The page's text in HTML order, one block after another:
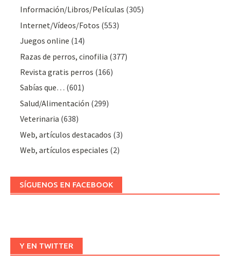
Información/Libros/Películas (305)
Internet/Vídeos/Fotos (553)
Juegos online (14)
Razas de perros, cinofilia (377)
Revista gratis perros (166)
Sabías que… (601)
Salud/Alimentación (299)
Veterinaria (638)
Web, artículos destacados (3)
Web, artículos especiales (2)
SÍGUENOS EN FACEBOOK
Y EN TWITTER